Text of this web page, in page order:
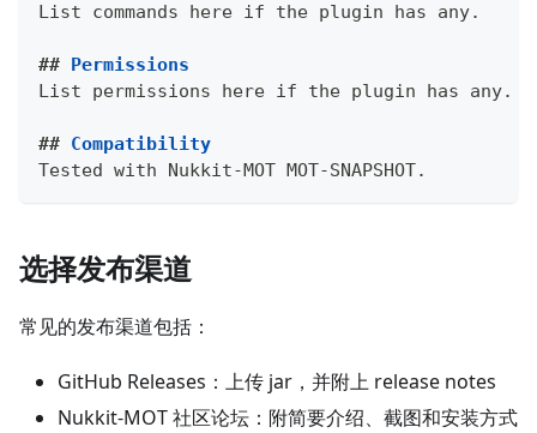
List commands here if the plugin has any.
## Permissions
List permissions here if the plugin has any.
## Compatibility
Tested with Nukkit-MOT MOT-SNAPSHOT.
选择发布渠道
常见的发布渠道包括：
GitHub Releases：上传 jar，并附上 release notes
Nukkit-MOT 社区论坛：附简要介绍、截图和安装方式